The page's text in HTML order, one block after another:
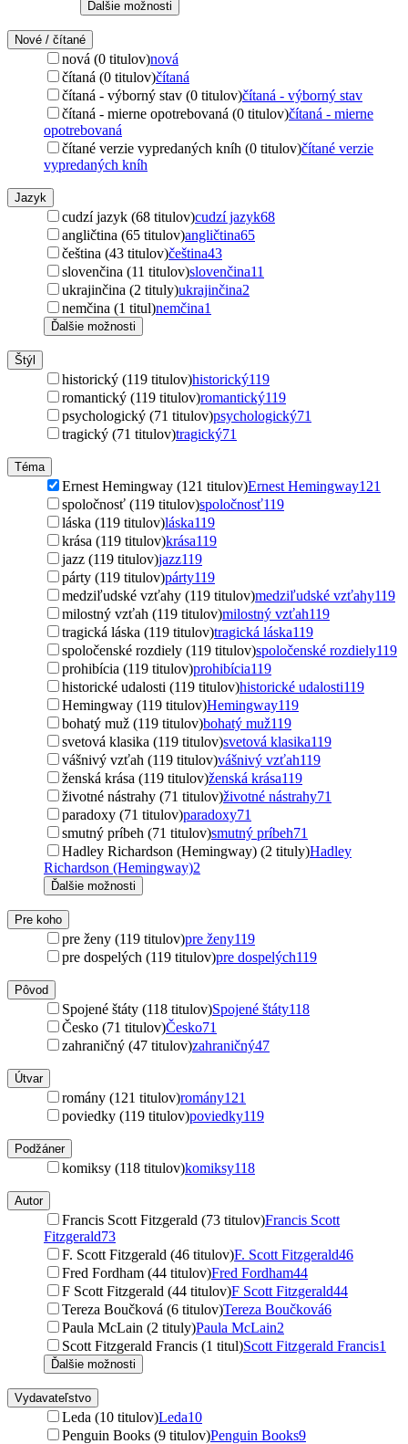
Ďalšie možnosti
Nové / čítané
nová (0 titulov)nová
čítaná (0 titulov)čítaná
čítaná - výborný stav (0 titulov)čítaná - výborný stav
čítaná - mierne opotrebovaná (0 titulov)čítaná - mierne
opotrebovaná
čítané verzie vypredaných kníh (0 titulov)čítané verzie
vypredaných kníh
Jazyk
cudzí jazyk (68 titulov)cudzí jazyk68
angličtina (65 titulov)angličtina65
čeština (43 titulov)čeština43
slovenčina (11 titulov)slovenčina11
ukrajinčina (2 tituly)ukrajinčina2
nemčina (1 titul)nemčina1
Ďalšie možnosti
Štýl
historický (119 titulov)historický119
romantický (119 titulov)romantický119
psychologický (71 titulov)psychologický71
tragický (71 titulov)tragický71
Téma
Ernest Hemingway (121 titulov)Ernest Hemingway121
spoločnosť (119 titulov)spoločnosť119
láska (119 titulov)láska119
krása (119 titulov)krása119
jazz (119 titulov)jazz119
párty (119 titulov)párty119
medziľudské vzťahy (119 titulov)medziľudské vzťahy119
milostný vzťah (119 titulov)milostný vzťah119
tragická láska (119 titulov)tragická láska119
spoločenské rozdiely (119 titulov)spoločenské rozdiely119
prohibícia (119 titulov)prohibícia119
historické udalosti (119 titulov)historické udalosti119
Hemingway (119 titulov)Hemingway119
bohatý muž (119 titulov)bohatý muž119
svetová klasika (119 titulov)svetová klasika119
vášnivý vzťah (119 titulov)vášnivý vzťah119
ženská krása (119 titulov)ženská krása119
životné nástrahy (71 titulov)životné nástrahy71
paradoxy (71 titulov)paradoxy71
smutný príbeh (71 titulov)smutný príbeh71
Hadley Richardson (Hemingway) (2 tituly)Hadley
Richardson (Hemingway)2
Ďalšie možnosti
Pre koho
pre ženy (119 titulov)pre ženy119
pre dospelých (119 titulov)pre dospelých119
Pôvod
Spojené štáty (118 titulov)Spojené štáty118
Česko (71 titulov)Česko71
zahraničný (47 titulov)zahraničný47
Útvar
romány (121 titulov)romány121
poviedky (119 titulov)poviedky119
Podžáner
komiksy (118 titulov)komiksy118
Autor
Francis Scott Fitzgerald (73 titulov)Francis Scott
Fitzgerald73
F. Scott Fitzgerald (46 titulov)F. Scott Fitzgerald46
Fred Fordham (44 titulov)Fred Fordham44
F Scott Fitzgerald (44 titulov)F Scott Fitzgerald44
Tereza Boučková (6 titulov)Tereza Boučková6
Paula McLain (2 tituly)Paula McLain2
Scott Fitzgerald Francis (1 titul)Scott Fitzgerald Francis1
Ďalšie možnosti
Vydavateľstvo
Leda (10 titulov)Leda10
Penguin Books (9 titulov)Penguin Books9